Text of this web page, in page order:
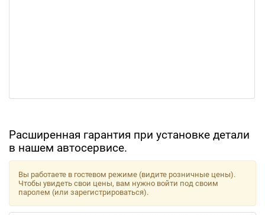
Расширенная гарантия при установке детали
в нашем автосервисе.
Вы работаете в гостевом режиме (видите розничные цены).
Чтобы увидеть свои цены, вам нужно войти под своим
паролем (или зарегистрироваться).